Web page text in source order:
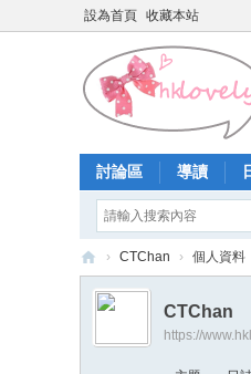
設為首頁 收藏本站
討論區 導讀
香
少
› CTChan › 個人資料
CTChan
https://